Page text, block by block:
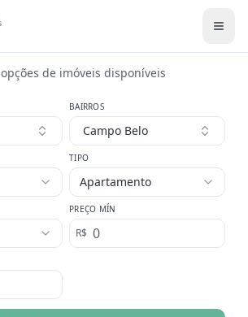
de imóveis disponíveis
BAIRROS
Campo Belo
TIPO
Apartamento
PREÇO MÍN
R$